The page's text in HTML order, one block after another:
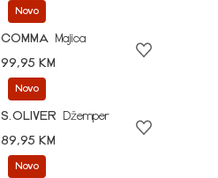
Novo
COMMA
Majica
99,95 KM
Novo
S.OLIVER
Džemper
89,95 KM
Novo